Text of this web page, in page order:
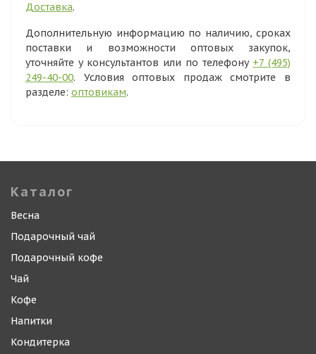
Доставка.
Дополнительную информацию по наличию, сроках
поставки и возможности оптовых закупок,
уточняйте у консультантов или по телефону +7 (495)
249-40-00. Условия оптовых продаж смотрите в
разделе: оптовикам.
Каталог
Весна
Подарочный чай
Подарочный кофе
Чай
Кофе
Напитки
Кондитерка